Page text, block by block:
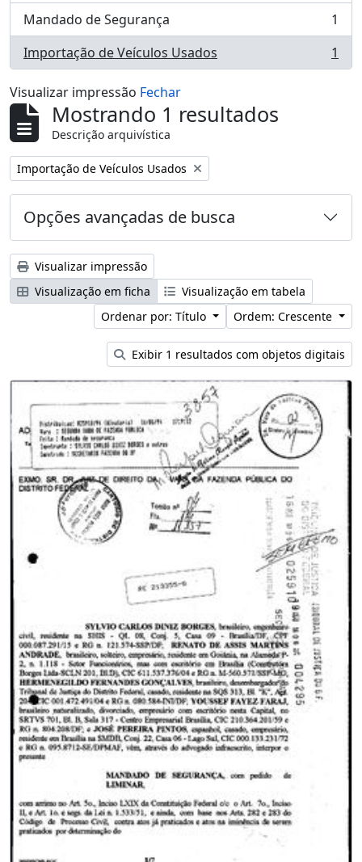
Mandado de Segurança
, 1 resultados
1
Importação de Veículos Usados
, 1 resultados 1
Visualizar impressão Fechar
Mostrando 1 resultados
Descrição arquivística
Remover filtro:
Importação de Veículos Usados
Opções avançadas de busca
Visualizar impressão
Visualização em ficha
Visualização em tabela
Ordenar por: Título
Ordem: Crescente
Exibir 1 resultados com objetos digitais